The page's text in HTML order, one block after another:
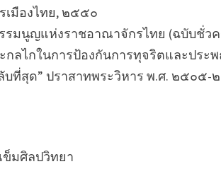
มืองไทย, ๒๕๕๐
นูญแห่งราชอาณาจักรไทย (ฉบับชั่ว
ไกในการป้องกันการทุจริตและประ
ที่สุด” ปราสาทพระวิหาร พ.ศ. ๒๕๐๕-
ข็มศิลปวิทยา